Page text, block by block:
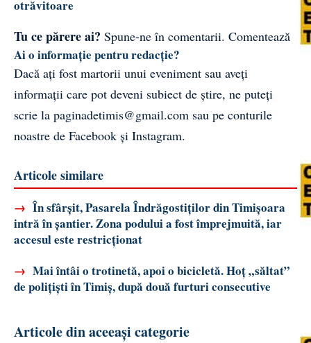
otrăvitoare
Tu ce părere ai? Spune-ne în comentarii. Comentează
Ai o informație pentru redacție?
Dacă ați fost martorii unui eveniment sau aveți
informații care pot deveni subiect de știre, ne puteți
scrie la paginadetimis@gmail.com sau pe conturile
noastre de Facebook și Instagram.
Articole similare
→ În sfârșit, Pasarela Îndrăgostiților din Timișoara
intră în șantier. Zona podului a fost împrejmuită, iar
accesul este restricționat
→ Mai întâi o trotinetă, apoi o bicicletă. Hoț „săltat”
de polițiști în Timiș, după două furturi consecutive
Articole din aceeași categorie